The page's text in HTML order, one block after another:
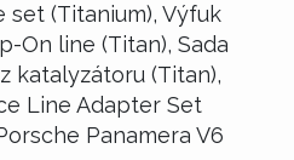
set (Titanium), Výfuk
On line (Titan), Sada
katalyzátoru (Titan),
Line Adapter Set
Panamera V6